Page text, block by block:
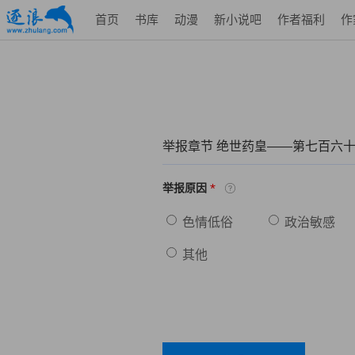
首页 书库 动漫 新小说吧 作者福利 作
举报章节 绝世药皇——第七百六
举报原因 *
色情低俗 政治敏感
其他